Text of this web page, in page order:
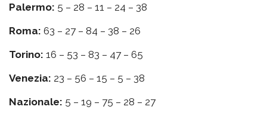
Palermo: 5 – 28 – 11 – 24 – 38
Roma: 63 – 27 – 84 – 38 – 26
Torino: 16 – 53 – 83 – 47 – 65
Venezia: 23 – 56 – 15 – 5 – 38
Nazionale: 5 – 19 – 75 – 28 – 27